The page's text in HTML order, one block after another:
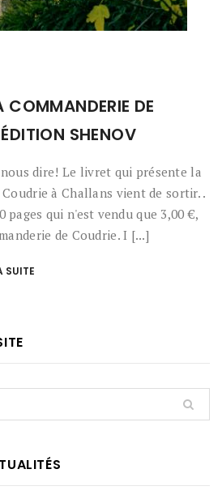
COMMANDERIE DE
SHENOV
dire! Le livret qui présente la
Coudrie à Challans vient de sortir. .
pages qui n'est vendu que 3,00 €,
de Coudrie. I [...]
SUITE